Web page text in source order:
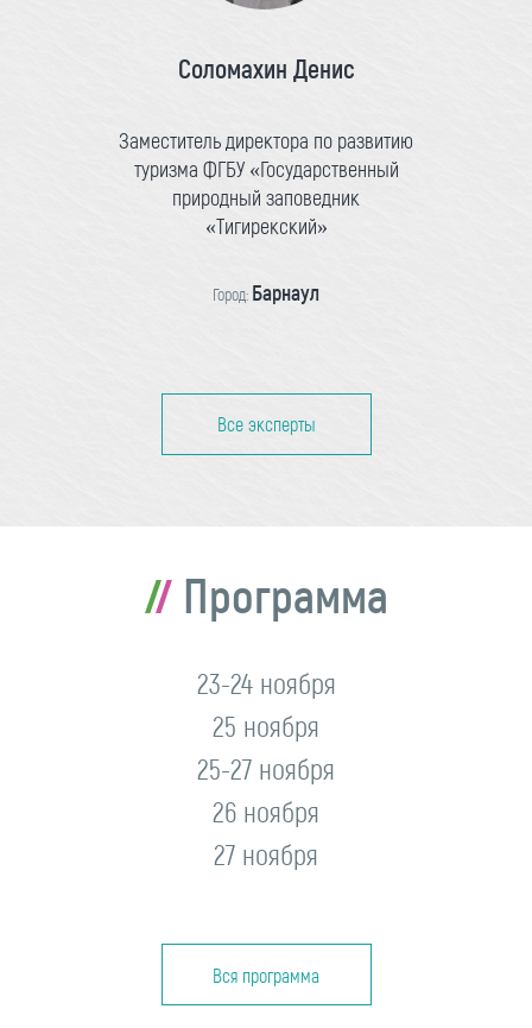
Соломахин Денис
Заместитель директора по развитию
туризма ФГБУ «Государственный
природный заповедник
«Тигирекский»
Город: Барнаул
Все эксперты
Программа
23-24 ноября
25 ноября
25-27 ноября
26 ноября
27 ноября
Вся программа